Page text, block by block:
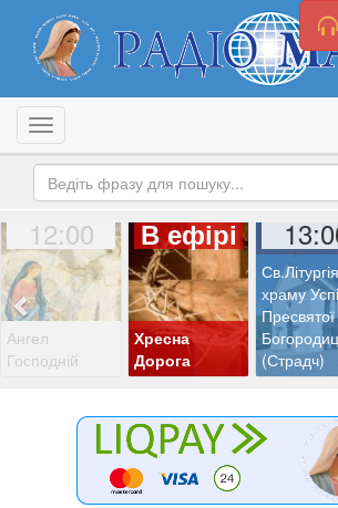
Toggle navigation
12:00
Ангел
Господній
В ефірі
Хресна
Дорога
храму
Пресвятої
(Страдч)